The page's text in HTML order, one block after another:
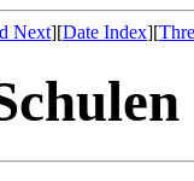
Next][Date Index][